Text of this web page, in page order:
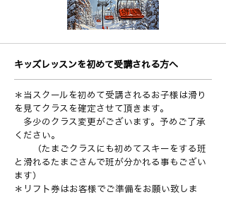
キッズレッスンを初めて受講される方へ
＊当スクールを初めて受講されるお子様は滑り
を見てクラスを確定させて頂きます。
多少のクラス変更がございます。予めご了承
ください。
（たまごクラスにも初めてスキーをする班
と滑れるたまごさんで班が分かれる事もござい
ます）
＊リフト券はお客様でご準備をお願い致しま